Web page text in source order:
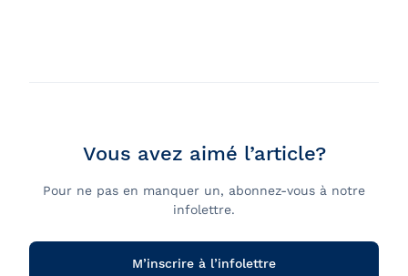
Vous avez aimé l’article?
Pour ne pas en manquer un, abonnez-vous à notre
infolettre.
M’inscrire à l’infolettre